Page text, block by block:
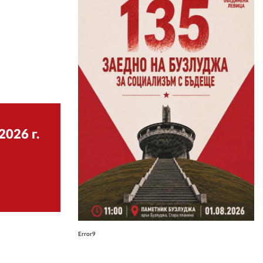
г.
Error9
АВТОРИ
РЕДАКЦИЯ
РЕКЛАМА
АБОНАМЕНТ
УСЛОВИЯ ЗА ПОЛЗВАНЕ
ПОЛИТИКА ЗА БИСКВИТКИТЕ
ПОЛИТИКАТА ЗА